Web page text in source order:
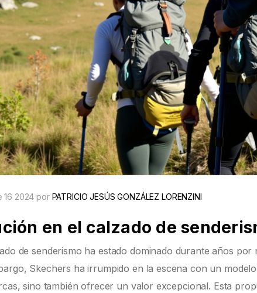
16 2024 por PATRICIO JESÚS GONZÁLEZ LORENZINI
en el calzado de
de senderismo ha estado dominado durante años
Skechers ha irrumpido en la escena con un
sino también ofrecer un valor excepcional. Esta